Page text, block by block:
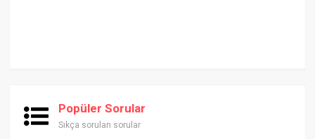
Popüler Sorular
Sıkça sorulan sorular